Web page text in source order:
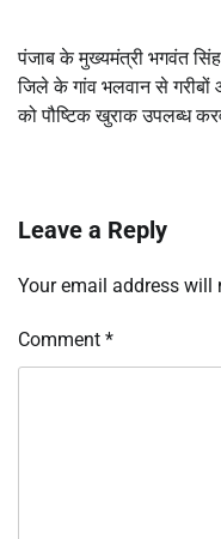
पंजाब के मुख्यमंत्री भगवंत
जिले के गांव भलवान से गरीबों
को पौष्टिक खुराक उपलब्ध
Leave a Reply
Your email address will
Comment *